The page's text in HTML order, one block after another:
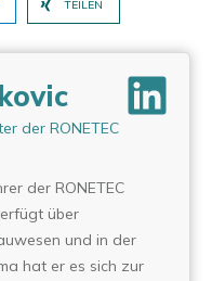
TEILEN
der RONETEC
der RONETEC
über
und in der
hat er es sich zur